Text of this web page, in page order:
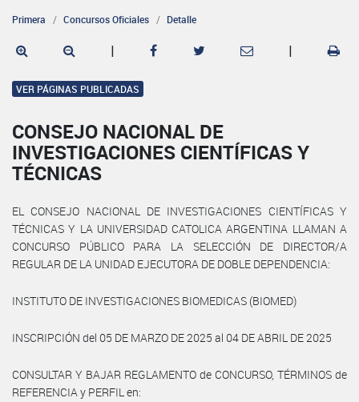
Primera Concursos Oficiales Detalle
| |
VER PÁGINAS PUBLICADAS
CONSEJO NACIONAL DE
INVESTIGACIONES CIENTÍFICAS Y
TÉCNICAS
EL CONSEJO NACIONAL DE INVESTIGACIONES CIENTÍFICAS Y
TÉCNICAS Y LA UNIVERSIDAD CATOLICA ARGENTINA LLAMAN A
CONCURSO PÚBLICO PARA LA SELECCIÓN DE DIRECTOR/A
REGULAR DE LA UNIDAD EJECUTORA DE DOBLE DEPENDENCIA:
INSTITUTO DE INVESTIGACIONES BIOMEDICAS (BIOMED)
INSCRIPCIÓN del 05 DE MARZO DE 2025 al 04 DE ABRIL DE 2025
CONSULTAR Y BAJAR REGLAMENTO de CONCURSO, TÉRMINOS de
REFERENCIA y PERFIL en: